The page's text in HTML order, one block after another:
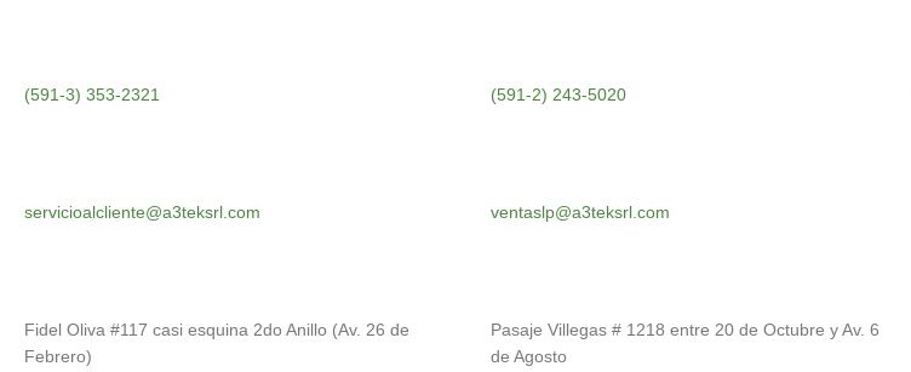
(591-3) 353-2321
servicioalcliente@a3teksrl.com
Fidel Oliva #117 casi esquina 2do Anillo (Av. 26 de
Febrero)
(591-2) 243-5020
ventaslp@a3teksrl.com
Pasaje Villegas # 1218 entre 20 de Octubre y Av. 6
de Agosto